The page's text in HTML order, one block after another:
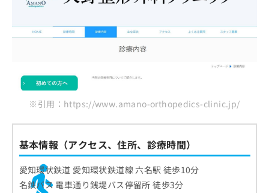
※引用：https://www.amano-orthopedics-clinic.jp/
基本情報（アクセス、住所、診療時間）
愛知環状鉄道 愛知環状鉄道線 六名駅 徒歩10分
名鉄バス 電車通り銭堤バス停留所 徒歩3分